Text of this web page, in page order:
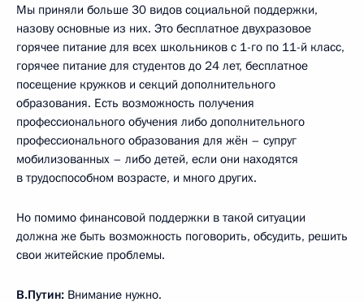
Мы приняли больше 30 видов социальной поддержки,
назову основные из них. Это бесплатное двухразовое
горячее питание для всех школьников с 1-го по 11-й класс,
горячее питание для студентов до 24 лет, бесплатное
посещение кружков и секций дополнительного
образования. Есть возможность получения
профессионального обучения либо дополнительного
профессионального образования для жён – супруг
мобилизованных – либо детей, если они находятся
в трудоспособном возрасте, и много других.
Но помимо финансовой поддержки в такой ситуации
должна же быть возможность поговорить, обсудить, решить
свои житейские проблемы.
В.Путин: Внимание нужно.